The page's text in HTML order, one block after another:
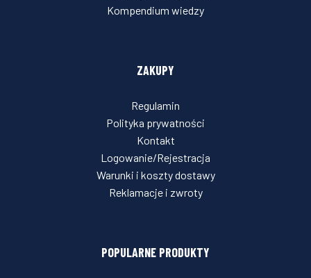
Kompendium wiedzy
ZAKUPY
Regulamin
Polityka prywatności
Kontakt
Logowanie/Rejestracja
Warunki i koszty dostawy
Reklamacje i zwroty
POPULARNE PRODUKTY